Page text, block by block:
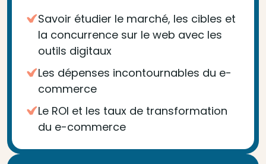
Savoir étudier le marché, les cibles et
la concurrence sur le web avec les
outils digitaux
Les dépenses incontournables du e-
commerce
Le ROI et les taux de transformation
du e-commerce